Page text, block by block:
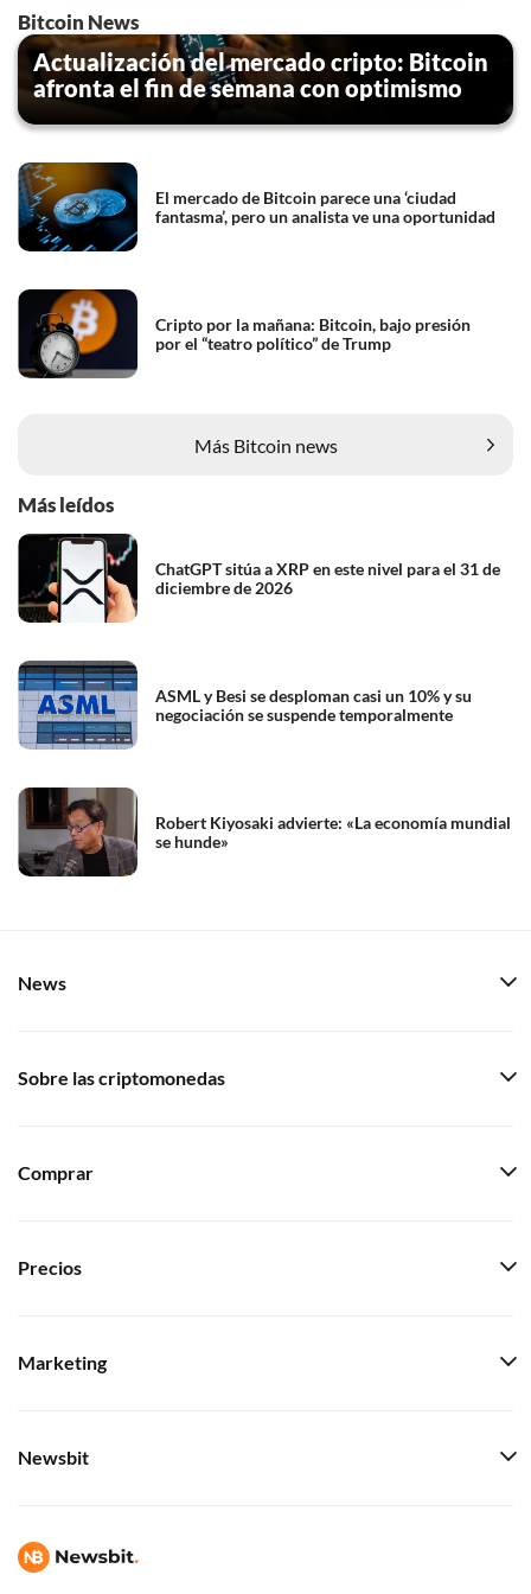
informatie: zie ons
Bitcoin News
Actualización del mercado cripto: Bitcoin
afronta el fin de semana con optimismo
El mercado de Bitcoin parece una ‘ciudad
fantasma’, pero un analista ve una oportunidad
Cripto por la mañana: Bitcoin, bajo presión
por el “teatro político” de Trump
Más Bitcoin news
Más leídos
ChatGPT sitúa a XRP en este nivel para el 31 de
diciembre de 2026
ASML y Besi se desploman casi un 10% y su
negociación se suspende temporalmente
Robert Kiyosaki advierte: «La economía mundial
se hunde»
News
Sobre las criptomonedas
Comprar
Precios
Marketing
Newsbit